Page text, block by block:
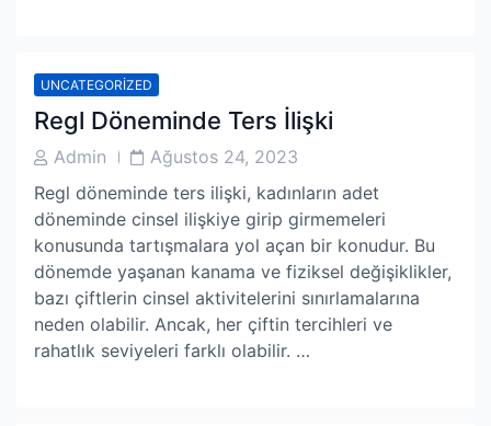
UNCATEGORIZED
Regl Döneminde Ters İlişki
PostAdmin
PostAğustos 24, 2023
Regl döneminde ters ilişki, kadınların adet
döneminde cinsel ilişkiye girip girmemeleri
konusunda tartışmalara yol açan bir konudur. Bu
dönemde yaşanan kanama ve fiziksel değişiklikler,
bazı çiftlerin cinsel aktivitelerini sınırlamalarına
neden olabilir. Ancak, her çiftin tercihleri ve
rahatlık seviyeleri farklı olabilir. …